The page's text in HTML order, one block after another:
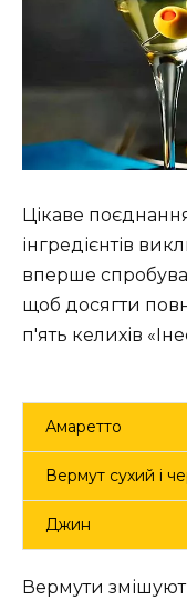
Цікаве
інгредієнтів
вперше
щоб досягти
п'ять келихів
Амаретто
Вермут сухий і
Джин
Вермути